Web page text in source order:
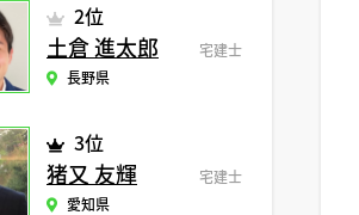
2位
土倉 進太郎
宅建士
長野県
3位
猪又 友輝
宅建士
愛知県